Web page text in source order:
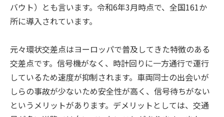
バウト）とも言います。令和6年3月時点で、全国161か
所に導入されています。
元々環状交差点はヨーロッパで普及してきた特徴のある
交差点です。信号機がなく、時計回りに一方通行で運行
しているため速度が抑制されます。車両同士の出会いが
しらの事故が少ないため安全性が高く、信号待ちがない
というメリットがあります。デメリットとしては、交通